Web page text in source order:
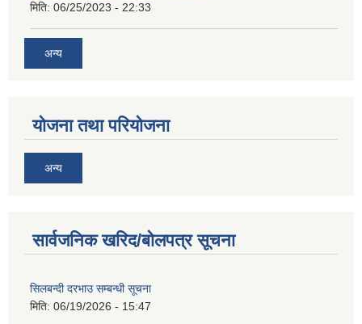
मिति: 06/25/2023 - 22:33
अन्य
योजना तथा परियोजना
अन्य
सार्वजनिक खरिद/बोलपत्र सूचना
सिलबन्दी दरभाउ सम्बन्धी सूचना
मिति: 06/19/2026 - 15:47